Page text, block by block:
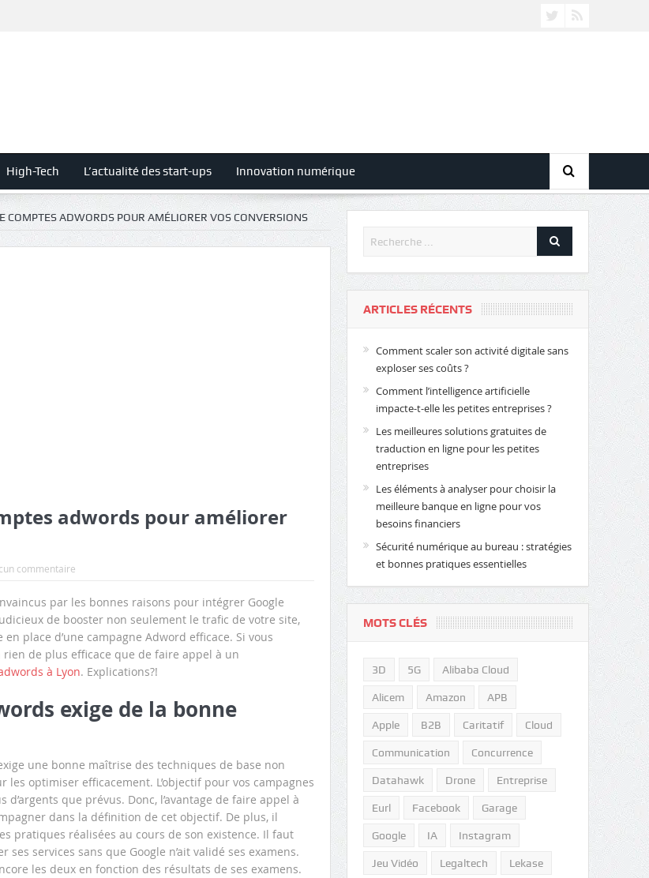
High-Tech L’actualité des start-ups Innovation numérique
COMPTES ADWORDS POUR AMÉLIORER VOS CONVERSIONS
adwords pour améliorer
commentaire
par les bonnes raisons pour intégrer Google
de booster non seulement le trafic de votre site,
place d’une campagne Adword efficace. Si vous
de plus efficace que de faire appel à un
à Lyon. Explications?!
exige de la bonne
une bonne maîtrise des techniques de base non
optimiser efficacement. L’objectif pour vos campagnes
que prévus. Donc, l’avantage de faire appel à
dans la définition de cet objectif. De plus, il
pratiques réalisées au cours de son existence. Il faut
services sans que Google n’ait validé ses examens.
les deux en fonction des résultats de ses examens.
ARTICLES RÉCENTS
Comment scaler son activité digitale sans
exploser ses coûts ?
Comment l’intelligence artificielle
impacte-t-elle les petites entreprises ?
Les meilleures solutions gratuites de
traduction en ligne pour les petites
entreprises
Les éléments à analyser pour choisir la
meilleure banque en ligne pour vos
besoins financiers
Sécurité numérique au bureau : stratégies
et bonnes pratiques essentielles
MOTS CLÉS
3D 5G Alibaba Cloud
Alicem Amazon APB
Apple B2B Caritatif Cloud
Communication Concurrence
Datahawk Drone Entreprise
Eurl Facebook Garage
Google IA Instagram
Jeu Vidéo Legaltech Lekase